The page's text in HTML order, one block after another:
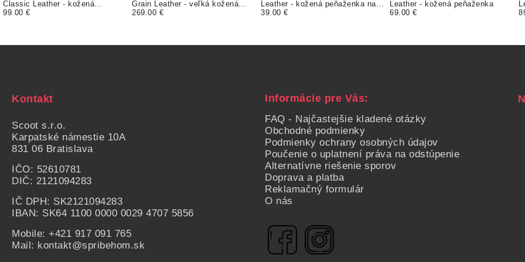
Classic Leather - kožená
peňaženka
99.00 €
Grain Leather - veľká kožená
ľadvinka
269.00 €
Leather - kožená peňaženka na
mince
39.00 €
Leather - kožená peňaženka
69.00 €
Kontakt
Scoot s.r.o.
Karpatské námestie 10A
831 06 Bratislava
IČO: 52610781
DIČ: 2121094283
IČ DPH: SK2121094283
IBAN: SK64 1100 0000 0029 4707 5856
Mobile: +421 917 091 765
Mail: kontakt@spribehom.sk
Informácie pre Vás:
FAQ - Najčastejšie kladené otázky
Obchodné podmienky
Podmienky ochrany osobných údajov
Poučenie o uplatnení práva na odstúpenie
Alternatívne riešenie sporov
Doprava a platba
Reklamačný formulár
O nás